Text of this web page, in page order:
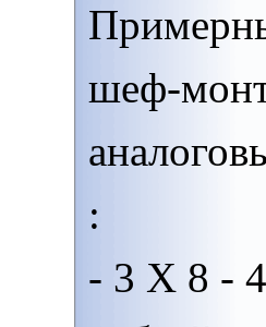
шеф-
:
- 3 Х 8 -